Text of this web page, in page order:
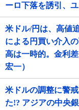
ーロ下落を誘引、
米ドル/円は、高値
による円買い介入
高は一時的。金利
宏一）
米ドルの調整に警
た!? アジアの中央